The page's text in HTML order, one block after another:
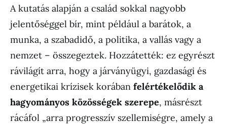
A kutatás alapján a család sokkal nagyobb
jelentőséggel bír, mint például a barátok, a
munka, a szabadidő, a politika, a vallás vagy a
nemzet – összegeztek. Hozzátették: ez egyrészt
rávilágít arra, hogy a járványügyi, gazdasági és
energetikai krízisek korában felértékelődik a
hagyományos közösségek szerepe, másrészt
rácáfol „arra progresszív szellemiségre, amely a